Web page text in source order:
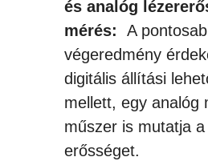
és analóg
mérés:
A
végeredmény
digitális állítási
mellett, egy analóg
műszer is mutatja
erősséget.